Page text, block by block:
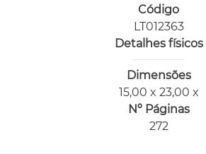
Código
LT012363
Detalhes físicos
Dimensões
15,00 x 23,00 x
Nº Páginas
272